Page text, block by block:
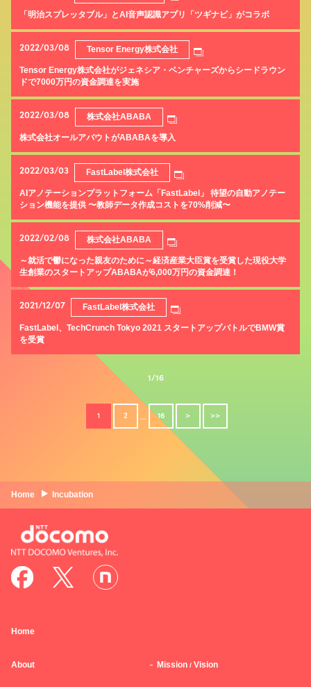
「明治スプレッタブル」とAI音声認識アプリ「ツギナビ」がコラボ
2022/03/08 Tensor Energy株式会社
Tensor Energy株式会社がジェネシア・ベンチャーズからシードラウン
ドで7000万円の資金調達を実施
2022/03/08 株式会社ABABA
株式会社オールアバウトがABABAを導入
2022/03/03 FastLabel株式会社
AIアノテーションプラットフォーム「FastLabel」 待望の自動アノテー
ション機能を提供 〜教師データ作成コストを70%削減〜
2022/02/08 株式会社ABABA
～就活で鬱になった親友のために～経済産業大臣賞を受賞した現役大学
生創業のスタートアップABABAが6,000万円の資金調達！
2021/12/07 FastLabel株式会社
FastLabel、TechCrunch Tokyo 2021 スタートアップバトルでBMW賞
を受賞
1/16
1 2 … 16 > >>
Home Incubation
Home
About Mission / Vision